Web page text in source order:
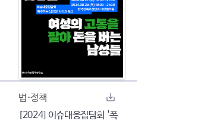
법·정책
[2024] 이슈대응집담회 '폭